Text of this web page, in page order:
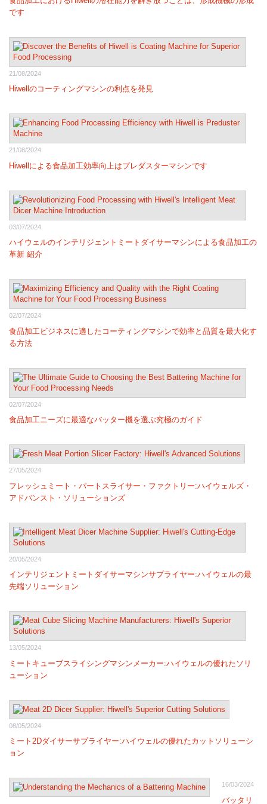
です
21/08/2024
Hiwellのコーティングマシンの利点を発見
21/08/2024
Hiwellによる食品加工効率向上はプレダスターマシンです
03/07/2024
ハイウェルのインテリジェントミートダイサーマシンによる食品加工の
革新 紹介
02/07/2024
食品加工ビジネスに適したコーティングマシンで効率と品質を最大化す
る方法
02/07/2024
食品加工ニーズに最適なバッター機を選ぶ究極のガイド
27/05/2024
フレッシュミート・パートスライサー・ファクトリー:ハイウェルズ・
アドバンスト・ソリューションズ
20/05/2024
インテリジェントミートダイサーマシンサプライヤー:ハイウェルの最
先端ソリューション
13/05/2024
ミートキューブスライシングマシンメーカー:ハイウェルの優れたソリ
ューション
08/05/2024
ミート2Dダイサーサプライヤー:ハイウェルの優れたカットソリューシ
ョン
16/03/2024
バッタリ